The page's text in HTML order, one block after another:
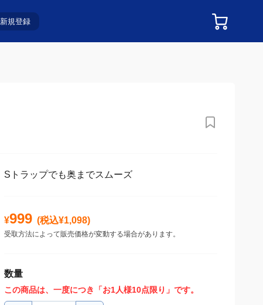
新規登録
Sトラップでも奥までスムーズ
¥999 (税込¥1,098)
受取方法によって販売価格が変動する場合があります。
数量
この商品は、一度につき「お1人様10点限り」です。